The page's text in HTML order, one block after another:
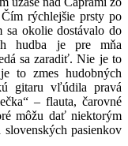
rýchlejšie prsty po
sa okolie dostávalo do
hudba je pre mňa
sa zaradiť. Nie je to
to zmes hudobných
gitaru vľúdila pravá
– flauta, čarovné
môžu dať niektorým
pasienkov